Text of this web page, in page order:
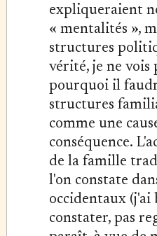
expliqueraient
« mentalités »,
structures
vérité, je ne vois
pourquoi il
structures
comme une
conséquence.
de la famille
l'on constate
occidentaux (j'ai
constater, pas